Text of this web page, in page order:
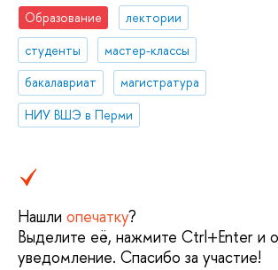
Образование
лектории
студенты
мастер-классы
бакалавриат
магистратура
НИУ ВШЭ в Перми
Нашли опечатку?
Выделите её, нажмите Ctrl+Enter и
уведомление. Спасибо за участие!